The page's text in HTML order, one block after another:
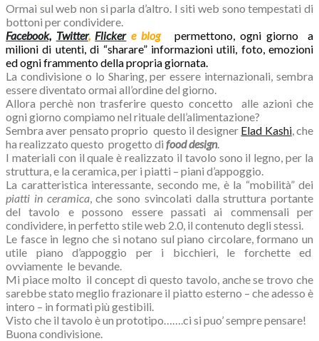
Ormai sul web non si parla d’altro. I siti web sono tempestati di
bottoni per condividere.
Facebook, Twitter, Flickere blog
permettono, ogni giorno a
milioni di utenti, di “sharare” informazioni utili, foto, emozioni
ed ogni frammento della propria giornata.
La condivisione o lo Sharing, per essere internazionali, sembra
essere diventato ormai all’ordine del giorno.
Allora perchè non trasferire questo concetto alle azioni che
ogni giorno compiamo nel rituale dell’alimentazione?
Sembra aver pensato proprio questo il designer Elad Kashi, che
ha realizzato questo progetto di food design.
I materiali con il quale è realizzato il tavolo sono il legno, per la
struttura, e la ceramica, per i piatti – piani d’appoggio.
La caratteristica interessante, secondo me, è la “mobilità” dei
piatti in ceramica, che sono svincolati dalla struttura portante
del tavolo e possono essere passati ai commensali per
condividere, in perfetto stile web 2.0, il contenuto degli stessi.
Le fasce in legno che si notano sul piano circolare, formano un
utile piano d’appoggio per i bicchieri, le forchette ed
ovviamente le bevande.
Mi piace molto il concept di questo tavolo, anche se trovo che
sarebbe stato meglio frazionare il piatto esterno – che adesso è
intero – in formati più gestibili.
Visto che il tavolo è un prototipo…….ci si puo’ sempre pensare!
Buona condivisione.